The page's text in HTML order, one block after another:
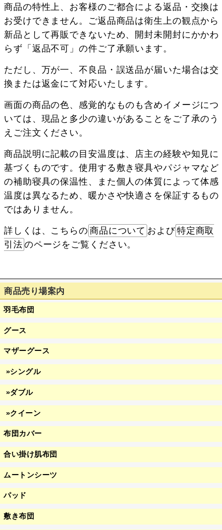
商品の特性上、お客様のご都合による返品・交換は
お受けできません。ご返品商品は衛生上の観点から
新品として再販できないため、開封未開封にかかわ
らず「返品不可」の件ご了承願います。
ただし、万が一、不良品・誤送品が届いた場合は交
換または返金にて対応いたします。
画面の商品の色、感覚的なものも含めイメージにつ
いては、現品と多少の違いがあることをご了承のう
えご注文ください。
商品説明に記載の目安温度は、店主の経験や知見に
基づくものです。使用する敷き寝具やパジャマなど
の補助寝具の保温性、また個人の体質によって体感
温度は異なるため、暖かさや快適さを保証するもの
ではありません。
詳しくは、こちらの 商品について および特定商取
引法 のページをご覧ください。
商品売り場案内
羽毛布団
グース
マザーグース
»シングル
»ダブル
»クイーン
布団カバー
合い掛け肌布団
ムートンシーツ
パッド
敷き布団